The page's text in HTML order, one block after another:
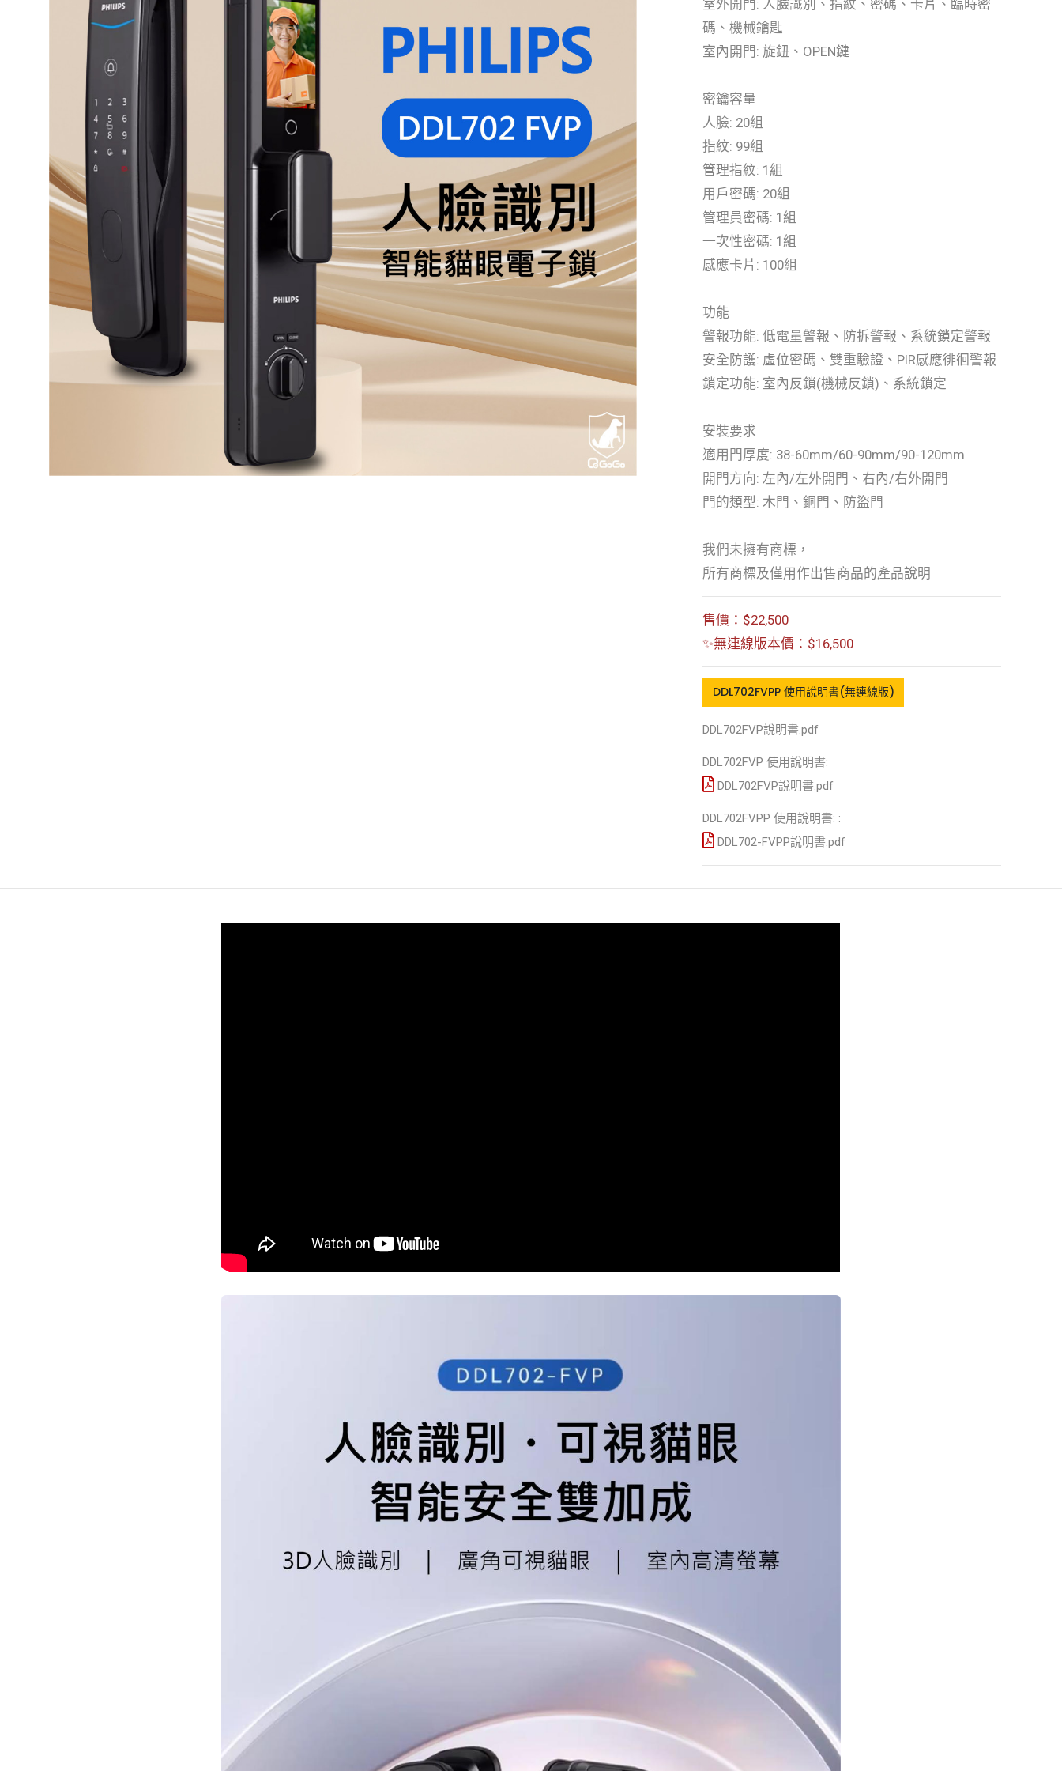
室外開門: 人臉識別、指紋、密碼、卡片、臨時密
碼、機械鑰匙
室內開門: 旋鈕、OPEN鍵
密鑰容量
人臉: 20組
指紋: 99組
管理指紋: 1組
用戶密碼: 20組
管理員密碼: 1組
一次性密碼: 1組
感應卡片: 100組
功能
警報功能: 低電量警報、防拆警報、系統鎖定警報
安全防護: 虛位密碼、雙重驗證、PIR感應徘徊警報
鎖定功能: 室內反鎖(機械反鎖)、系統鎖定
安裝要求
適用門厚度: 38-60mm/60-90mm/90-120mm
開門方向: 左內/左外開門、右內/右外開門
門的類型: 木門、銅門、防盜門
我們未擁有商標，
所有商標及僅用作出售商品的產品說明
售價：$22,500
✨無連線版本價：$16,500
DDL702FVPP 使用說明書(無連線版)
DDL702FVP說明書.pdf
DDL702FVP 使用說明書:
DDL702FVP說明書.pdf
DDL702FVPP 使用說明書: :
DDL702-FVPP說明書.pdf